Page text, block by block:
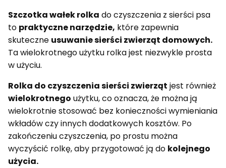
Szczotka wałek rolka do czyszczenia z sierści psa
to praktyczne narzędzie, które zapewnia
skuteczne usuwanie sierści zwierząt domowych.
Ta wielokrotnego użytku rolka jest niezwykle prosta
w użyciu.
Rolka do czyszczenia sierści zwierząt jest również
wielokrotnego użytku, co oznacza, że można ją
wielokrotnie stosować bez konieczności wymieniania
wkładów czy innych dodatkowych kosztów. Po
zakończeniu czyszczenia, po prostu można
wyczyścić rolkę, aby przygotować ją do kolejnego
użycia.